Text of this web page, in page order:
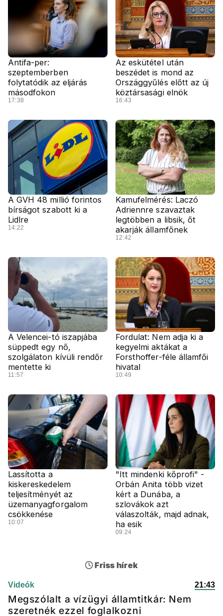
Antifa-per:
szeptemberben
folytatódik az eljárás
másodfokon
17:38
Az eskütétel után
beszédet is mond az
Országgyűlés előtt az új
köztársasági elnök
16:43
A GVH 48 millió forintos
bírságot szabott ki a
Lidlre
14:22
Kamufelmérés: Laczó
Adriennre szavaztak
legtöbben a libsik, őt
akarják államfőnek
12:42
A Velencei-tó iszapjába
süppedt egy nő,
szolgálaton kívüli rendőr
mentette ki
11:57
Fordulat: Nem adja ki a
kegyelmi aktákat a
Forsthoffer-féle államfői
hivatal
10:49
Lassította a
kiskereskedelem
teljesítményét az
üzemanyagforgalom
csökkenése
10:07
"Itt mindenki kőprofi" -
Orbán Anita több vizet
kért a Dunába, a
szlovákok azt
válaszolták, majd adnak,
ha esik
09:24
Friss hírek
Videók 21:43
Megszólalt a vízügyi államtitkár: Nem
szeretnék ezzel foglalkozni